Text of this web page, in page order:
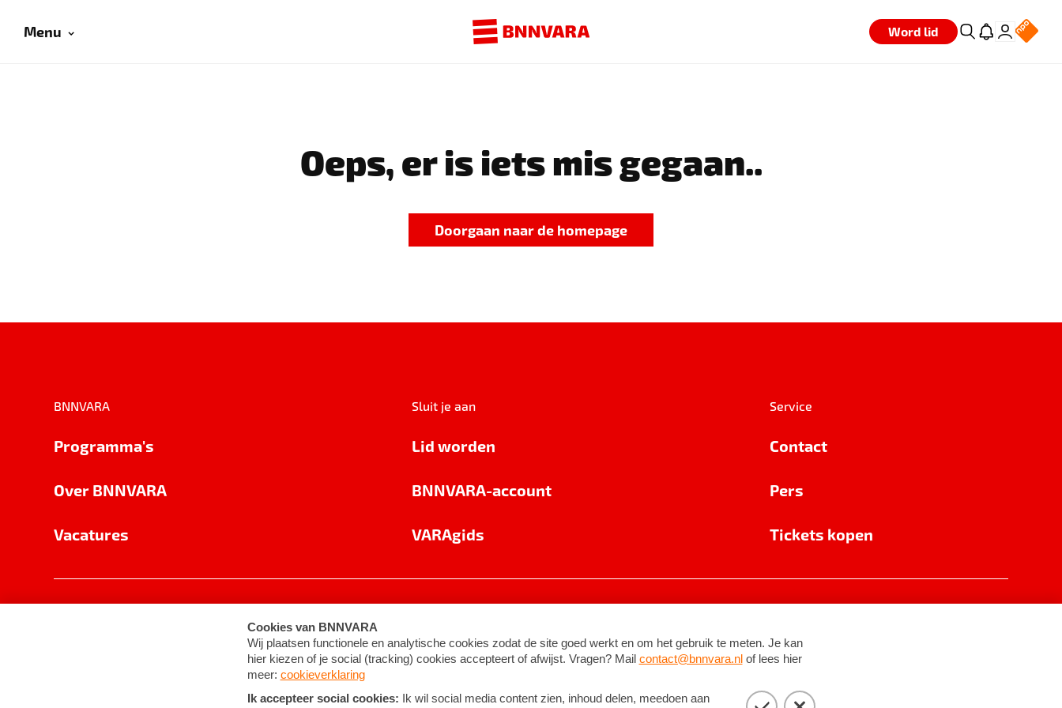
Menu Word lid
Oeps, er is iets mis gegaan..
Doorgaan naar de homepage
BNNVARA
Programma's
Over BNNVARA
Vacatures
Sluit je aan
Lid worden
BNNVARA-account
VARAgids
Service
Contact
Pers
Tickets kopen
Cookie-instellingen Algemene voorwaarden ©2026BNNVARA